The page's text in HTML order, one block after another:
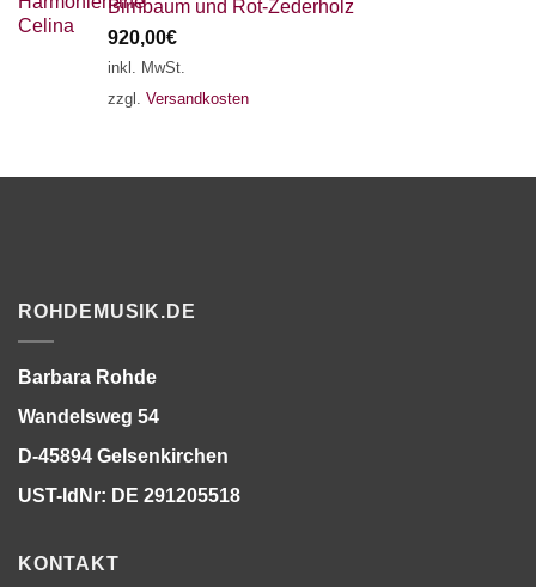
Birnbaum und Rot-Zederholz
920,00€
inkl. MwSt.
zzgl. Versandkosten
ROHDEMUSIK.DE
Barbara Rohde
Wandelsweg 54
D-45894 Gelsenkirchen
UST-IdNr: DE 291205518
KONTAKT